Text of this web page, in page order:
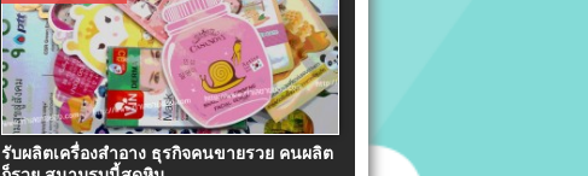
รับผลิตเครื่องสําอาง ธุรกิจคนขายรวย คนผลิต